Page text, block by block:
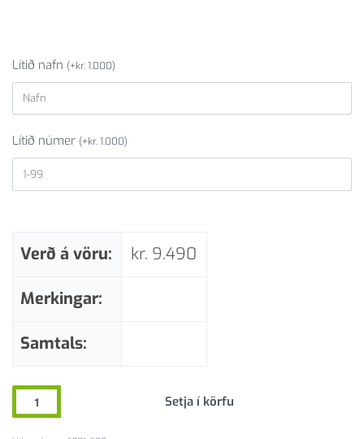
Lítið nafn (+kr.1.000)
Lítið númer (+kr.1.000)
Verð á vöru: kr. 9.490
Merkingar:
Samtals:
Setja í körfu